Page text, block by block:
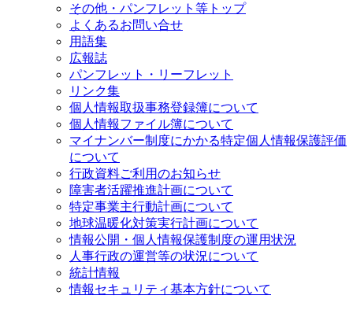
その他・パンフレット等トップ
よくあるお問い合せ
用語集
広報誌
パンフレット・リーフレット
リンク集
個人情報取扱事務登録簿について
個人情報ファイル簿について
マイナンバー制度にかかる特定個人情報保護評価
について
行政資料ご利用のお知らせ
障害者活躍推進計画について
特定事業主行動計画について
地球温暖化対策実行計画について
情報公開・個人情報保護制度の運用状況
人事行政の運営等の状況について
統計情報
情報セキュリティ基本方針について